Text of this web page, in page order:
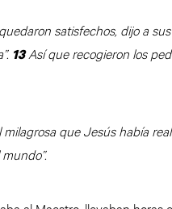
satisfechos, dijo a
13Así que recogieron los
que Jesús había